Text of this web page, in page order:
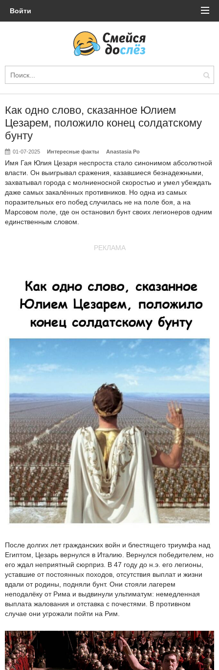
Войти
Как одно слово, сказанное Юлием
Цезарем, положило конец солдатскому
бунту
01-07-2025 Интересные факты Anastasia Po
Имя Гая Юлия Цезаря неспроста стало синонимом абсолютной
власти. Он выигрывал сражения, казавшиеся безнадежными,
захватывал города с молниеносной скоростью и умел убеждать
даже самых закалённых противников. Но одна из самых
поразительных его побед случилась не на поле боя, а на
Марсовом поле, где он остановил бунт своих легионеров одним
единственным словом.
РЕКЛАМА
После долгих лет гражданских войн и блестящего триумфа над
Египтом, Цезарь вернулся в Италию. Вернулся победителем, но
его ждал неприятный сюрприз. В 47 году до н.э. его легионы,
уставшие от постоянных походов, отсутствия выплат и жизни
вдали от родины, подняли бунт. Они стояли лагерем
неподалёку от Рима и выдвинули ультиматум: немедленная
выплата жалования и отставка с почестями. В противном
случае они угрожали пойти на Рим.